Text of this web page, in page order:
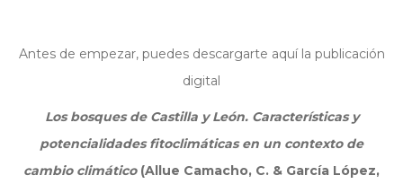
Antes de empezar, puedes descargarte aquí la publicación
digital
Los bosques de Castilla y León. Características y
potencialidades fitoclimáticas en un contexto de
cambio climático(Allue Camacho, C. & García López,